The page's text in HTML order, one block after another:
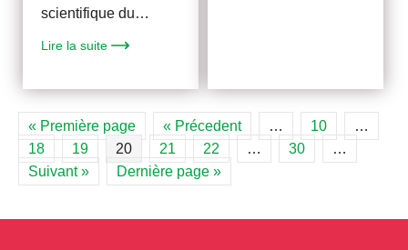
scientifique du…
Lire la suite
« Première page « Précedent … 10
…
18
19 20 21 22 … 30
…
Suivant »
Dernière page »